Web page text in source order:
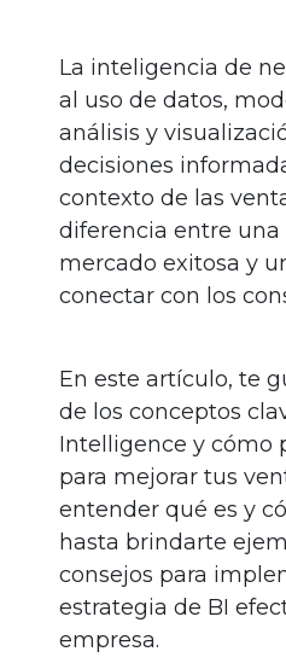
La inteligencia de
al uso de datos,
análisis y
decisiones
contexto de las
diferencia entre una
mercado exitosa y
conectar con los
En este artículo, te
de los conceptos
Intelligence y cómo
para mejorar tus
entender qué es y
hasta brindarte
consejos para
estrategia de BI
empresa.